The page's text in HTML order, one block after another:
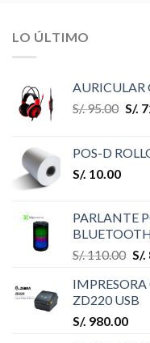
LO ÚLTIMO
AURICULAR
S/.95.00 S/.
POS-D
S/. 10.00
PARLANTE
S/.110.00 S/.
ZD220 USB
S/. 980.00